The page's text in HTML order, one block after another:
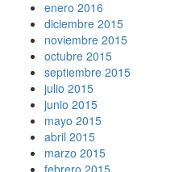
enero 2016
diciembre 2015
noviembre 2015
octubre 2015
septiembre 2015
julio 2015
junio 2015
mayo 2015
abril 2015
marzo 2015